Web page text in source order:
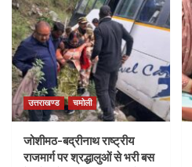
उत्तराखण्ड चमोली
जोशीमठ-बद्रीनाथ राष्ट्रीय
राजमार्ग पर श्रद्धालुओं से भरी बस